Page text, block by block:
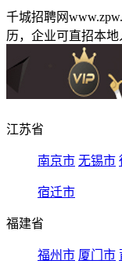
千城招聘网
历，企业可直招本
江苏省
南京市 无锡市
宿迁市
福建省
福州市 厦门市